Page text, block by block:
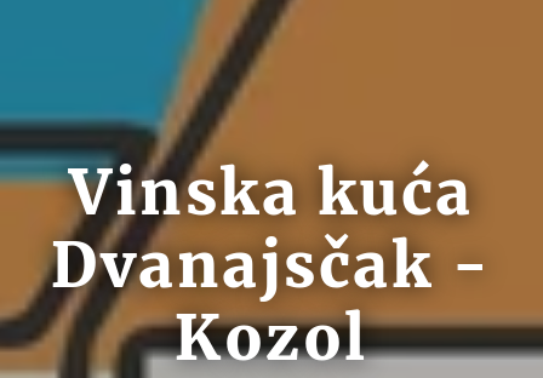
Vinska kuća
Dvanajsčak -
Kozol